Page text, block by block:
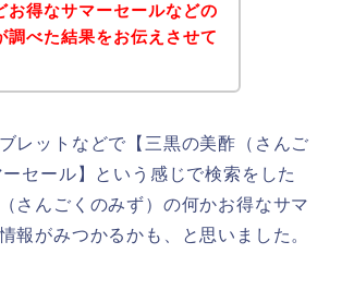
お得なサマーセールなどの
調べた結果をお伝えさせて
レットなどで【三黒の美酢（さんご
セール】という感じで検索をした
さんごくのみず）の何かお得なサマ
報がみつかるかも、と思いました。